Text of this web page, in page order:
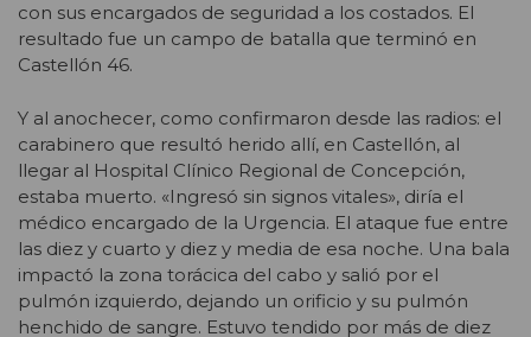
con sus encargados de seguridad a los costados. El
resultado fue un campo de batalla que terminó en
Castellón 46.
Y al anochecer, como confirmaron desde las radios: el
carabinero que resultó herido allí, en Castellón, al
llegar al Hospital Clínico Regional de Concepción,
estaba muerto. «Ingresó sin signos vitales», diría el
médico encargado de la Urgencia. El ataque fue entre
las diez y cuarto y diez y media de esa noche. Una bala
impactó la zona torácica del cabo y salió por el
pulmón izquierdo, dejando un orificio y su pulmón
henchido de sangre. Estuvo tendido por más de diez